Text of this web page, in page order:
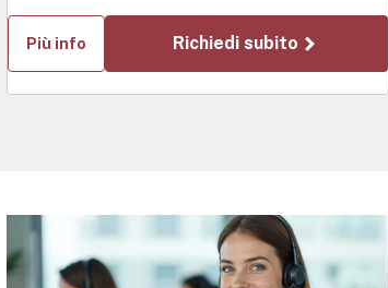
Più info Richiedi subito